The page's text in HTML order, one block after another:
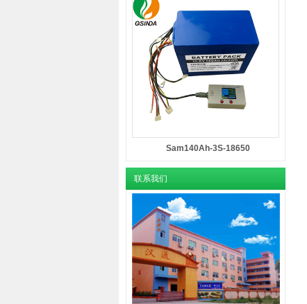
Sam140Ah-3S-18650
联系我们